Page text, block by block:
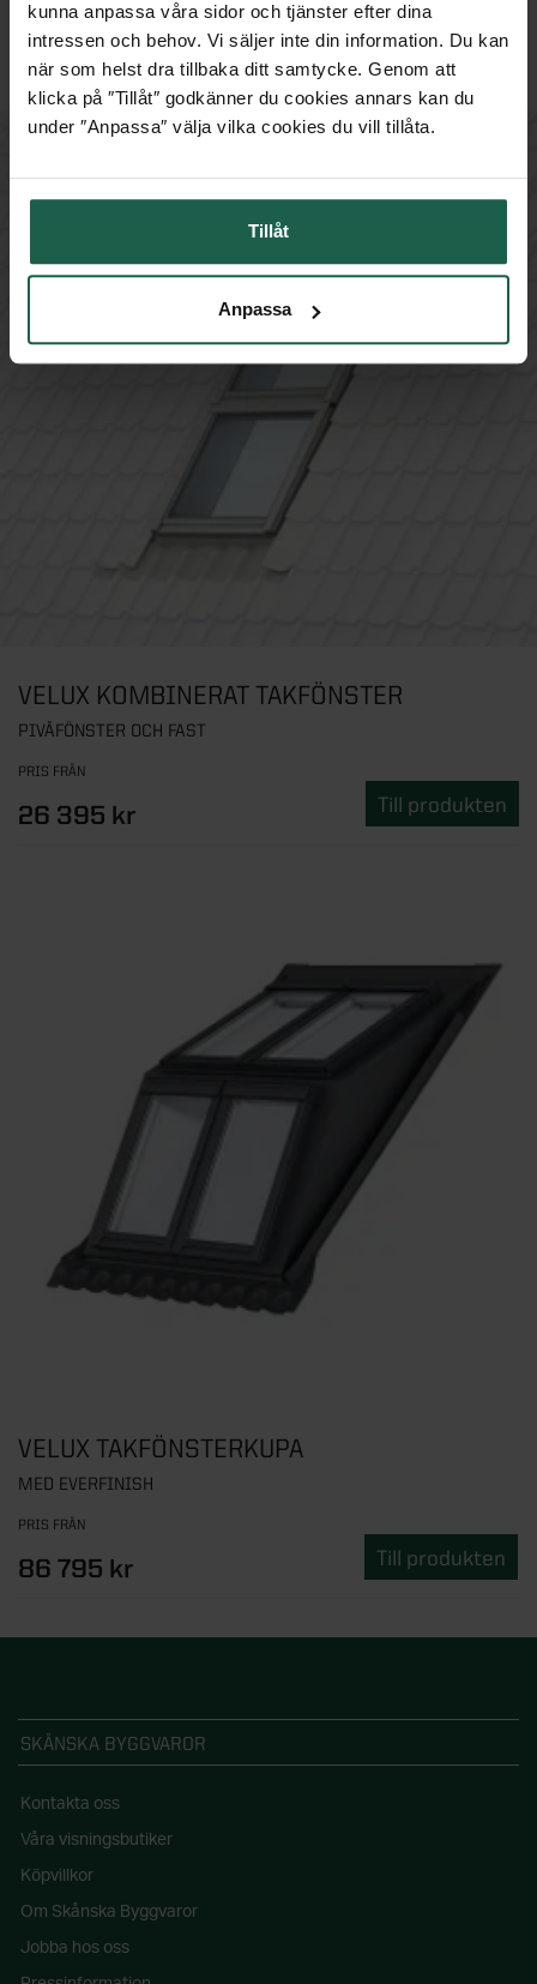
kunna anpassa våra sidor och tjänster efter dina
intressen och behov. Vi säljer inte din information. Du kan
när som helst dra tillbaka ditt samtycke. Genom att
klicka på ″Tillåt″ godkänner du cookies annars kan du
under ″Anpassa″ välja vilka cookies du vill tillåta.
Tillåt
Anpassa
PRIS FRÅN
29 495 kr Till produkten
VELUX KOMBINERAT TAKFÖNSTER
PIVÅFÖNSTER OCH FAST
PRIS FRÅN
26 395 kr Till produkten
VELUX TAKFÖNSTERKUPA
MED EVERFINISH
PRIS FRÅN
86 795 kr Till produkten
SKÅNSKA BYGGVAROR
Kontakta oss
Våra visningsbutiker
Köpvillkor
Om Skånska Byggvaror
Jobba hos oss